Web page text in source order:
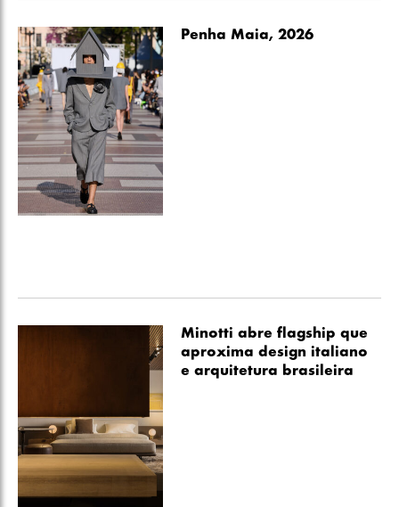
Penha Maia, 2026
Minotti abre flagship que
aproxima design italiano
e arquitetura brasileira